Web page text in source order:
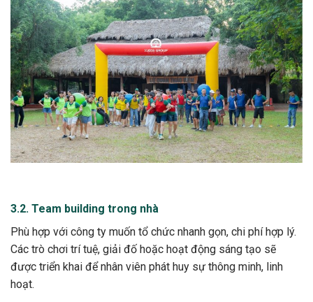
3.2. Team building trong nhà
Phù hợp với công ty muốn tổ chức nhanh gọn, chi phí hợp lý.
Các trò chơi trí tuệ, giải đố hoặc hoạt động sáng tạo sẽ
được triển khai để nhân viên phát huy sự thông minh, linh
hoạt.